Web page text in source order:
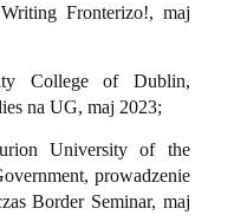
Fronterizo!, maj
College of Dublin,
na UG, maj 2023;
University of the
prowadzenie
Border Seminar, maj